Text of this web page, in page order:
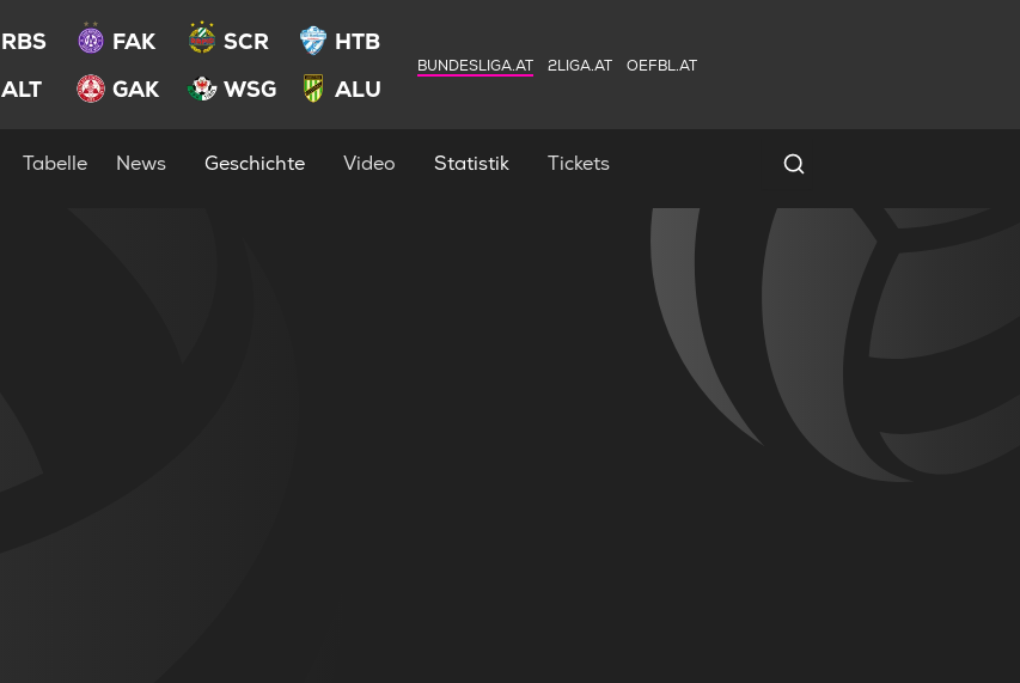
RBS FAK SCR
HTB
ALT GAK WSG ALU
BUNDESLIGA.AT 2LIGA.AT OEFBL.AT
Tabelle News Geschichte Video Statistik Tickets Spielersuche